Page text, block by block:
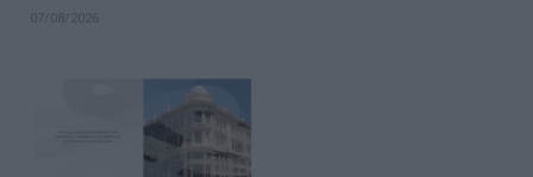
07/08/2026